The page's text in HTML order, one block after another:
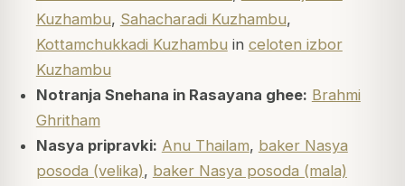
Kuzhambu, Sahacharadi Kuzhambu,
Kottamchukkadi Kuzhambu in celoten izbor
Kuzhambu
Notranja Snehana in Rasayana ghee: Brahmi
Ghritham
Nasya pripravki: Anu Thailam, baker Nasya
posoda (velika), baker Nasya posoda (mala)